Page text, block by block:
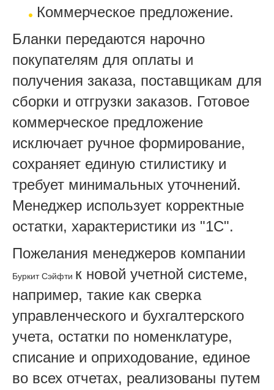
Коммерческое предложение.
Бланки передаются нарочно
покупателям для оплаты и
получения заказа, поставщикам для
сборки и отгрузки заказов. Готовое
коммерческое предложение
исключает ручное формирование,
сохраняет единую стилистику и
требует минимальных уточнений.
Менеджер использует корректные
остатки, характеристики из "1С".
Пожелания менеджеров компании
Буркит Сэйфти к новой учетной системе,
например, такие как сверка
управленческого и бухгалтерского
учета, остатки по номенклатуре,
списание и оприходование, единое
во всех отчетах, реализованы путем